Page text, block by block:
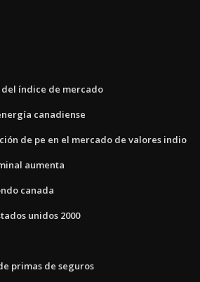
del índice de mercado
canadiense
de pe en el mercado de valores indio
aumenta
canada
unidos 2000
primas de seguros